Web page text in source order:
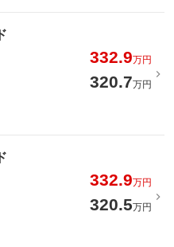
332.9万円
320.7万円
332.9万円
320.5万円